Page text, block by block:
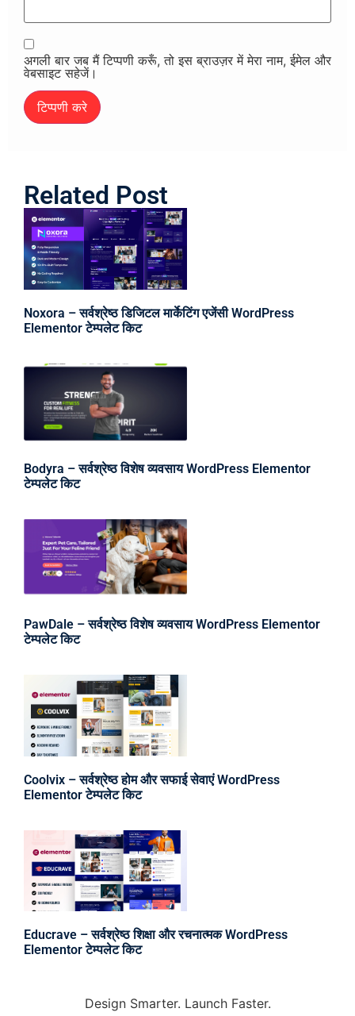
अगली बार जब मैं टिप्पणी करूँ, तो इस ब्राउज़र में मेरा नाम, ईमेल और
वेबसाइट सहेजें।
Related Post
Noxora – सर्वश्रेष्ठ डिजिटल मार्केटिंग एजेंसी WordPress
Elementor टेम्पलेट किट
Bodyra – सर्वश्रेष्ठ विशेष व्यवसाय WordPress Elementor
टेम्पलेट किट
PawDale – सर्वश्रेष्ठ विशेष व्यवसाय WordPress Elementor
टेम्पलेट किट
Coolvix – सर्वश्रेष्ठ होम और सफाई सेवाएं WordPress
Elementor टेम्पलेट किट
Educrave – सर्वश्रेष्ठ शिक्षा और रचनात्मक WordPress
Elementor टेम्पलेट किट
Design Smarter. Launch Faster.